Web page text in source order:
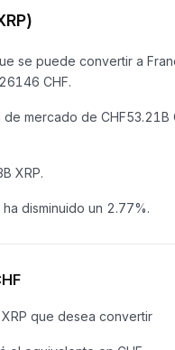
se puede convertir a
CHF.
de mercado de
XRP.
ha disminuido un 2.77%.
que desea convertir